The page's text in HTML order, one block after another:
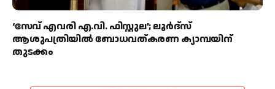
‘സേവ് എവരി എ.വി. ഫിസ്റ്റുല’; ലൂർദ്‌സ്
ആശുപത്രിയിൽ ബോധവത്കരണ ക്യാമ്പയിന്
തുടക്കം